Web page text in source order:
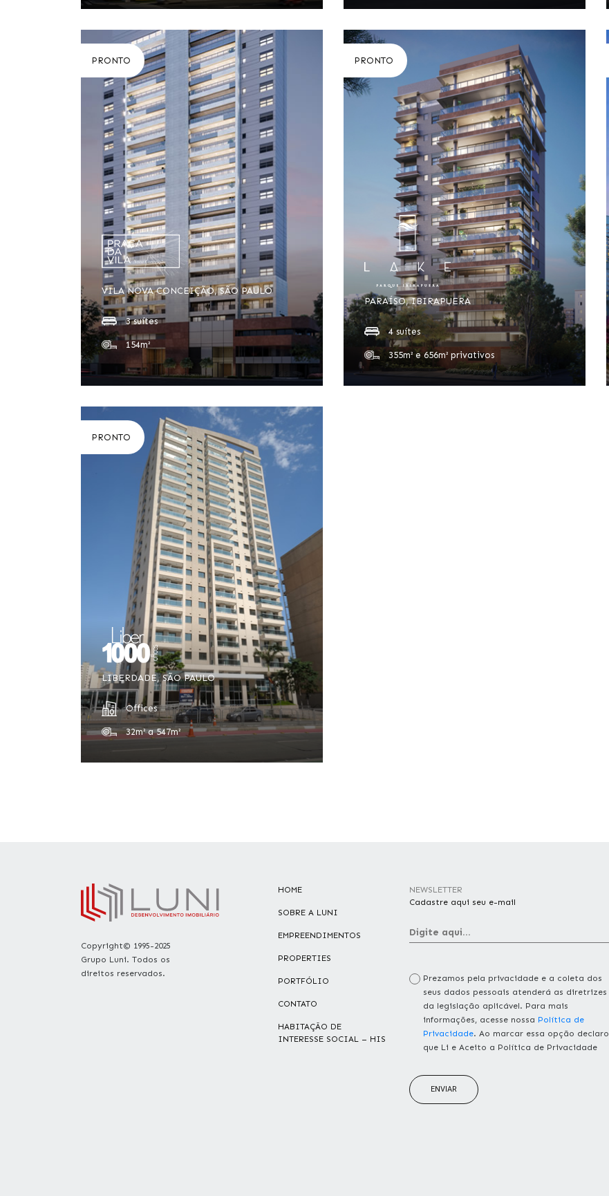
PRONTO
VILA NOVA CONCEIÇÃO, SÃO PAULO
3 suítes
154m²
PRONTO
PARAÍSO, IBIRAPUERA
4 suítes
355m² e 656m² privativos
PRONTO
LIBERDADE, SÃO PAULO
Offices
32m² a 547m²
Copyright© 1995-2025
Grupo Luni. Todos os
direitos reservados.
HOME
SOBRE A LUNI
EMPREENDIMENTOS
PROPERTIES
PORTFÓLIO
CONTATO
HABITAÇÃO DE
INTERESSE SOCIAL – HIS
NEWSLETTER
Cadastre aqui seu e-mail
Prezamos pela privacidade e a coleta dos
seus dados pessoais atenderá as diretrizes
da legislação aplicável. Para mais
informações, acesse nossa Política de
Privacidade. Ao marcar essa opção declaro
que Li e Aceito a Política de Privacidade
ENVIAR